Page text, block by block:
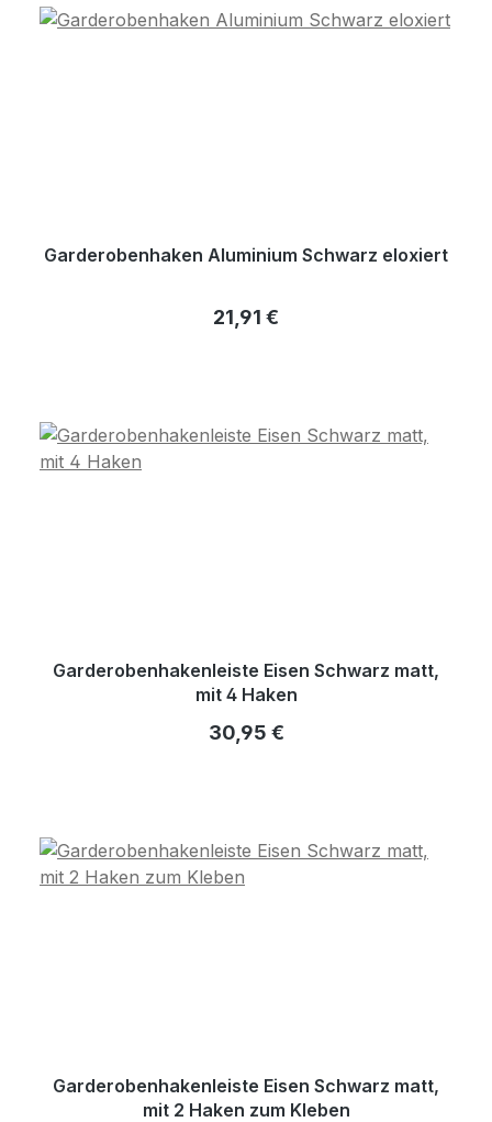
Garderobenhaken Aluminium Schwarz eloxiert
Regulärer Preis:
21,91 €
Garderobenhakenleiste Eisen Schwarz matt,
mit 4 Haken
Regulärer Preis:
30,95 €
Garderobenhakenleiste Eisen Schwarz matt,
mit 2 Haken zum Kleben